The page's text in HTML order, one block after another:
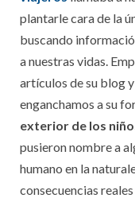
plantarle cara de la
buscando
a nuestras vidas.
artículos de su blog
enganchamos a su
exterior de los
pusieron nombre a
humano en la
consecuencias